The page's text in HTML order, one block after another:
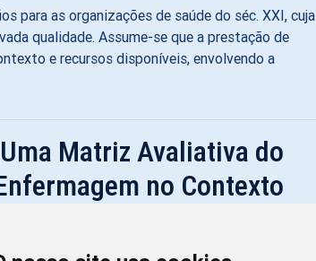
para as organizações de saúde do séc. XXI, cuja
qualidade. Assume-se que a prestação de
e recursos disponíveis, envolvendo a
Matriz Avaliativa do
no Contexto
às 09:06 Imprimir